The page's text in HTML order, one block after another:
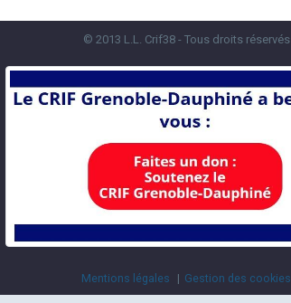
© 2013 L.L. Crif38 - Tous droits réservés
Mentions légales Gestion des cookies